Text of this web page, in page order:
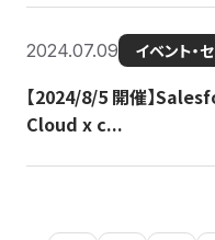
2024.07.09 イベント・
【2024/8/5 開催】
Cloud x c...